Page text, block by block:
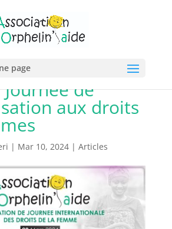
page
de
aux droits
| Mar 10, 2024| Articles